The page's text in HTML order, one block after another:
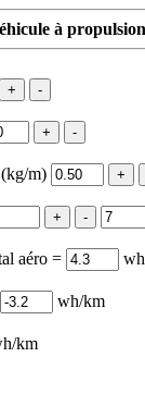
à
m)
aéro =
wh/km
km